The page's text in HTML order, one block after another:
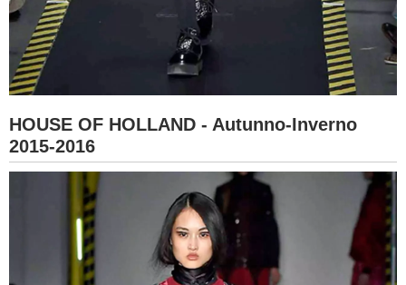
HOUSE OF HOLLAND - Autunno-Inverno
2015-2016